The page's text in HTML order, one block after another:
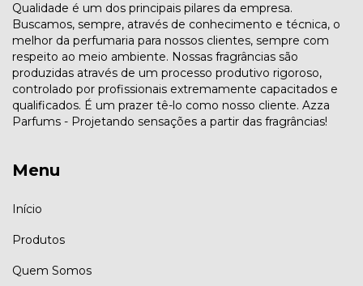
Qualidade é um dos principais pilares da empresa.
Buscamos, sempre, através de conhecimento e técnica, o
melhor da perfumaria para nossos clientes, sempre com
respeito ao meio ambiente. Nossas fragrâncias são
produzidas através de um processo produtivo rigoroso,
controlado por profissionais extremamente capacitados e
qualificados. É um prazer tê-lo como nosso cliente. Azza
Parfums - Projetando sensações a partir das fragrâncias!
Menu
Início
Produtos
Quem Somos